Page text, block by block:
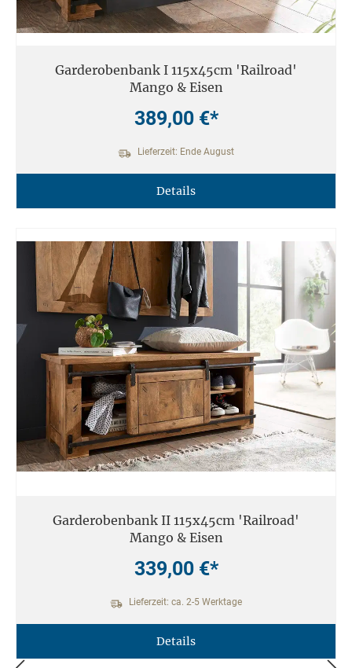
Garderobenbank I 115x45cm 'Railroad'
Mango & Eisen
389,00 €*
Lieferzeit: Ende August
Details
Garderobenbank II 115x45cm 'Railroad'
Mango & Eisen
339,00 €*
Lieferzeit: ca. 2-5 Werktage
Details